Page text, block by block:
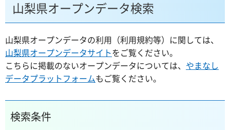
山梨県オープンデータ検索
山梨県オープンデータの利用（利用規約等）に関しては、
山梨県オープンデータサイトをご覧ください。
こちらに掲載のないオープンデータについては、 やまなし
データプラットフォームもご覧ください。
検索条件